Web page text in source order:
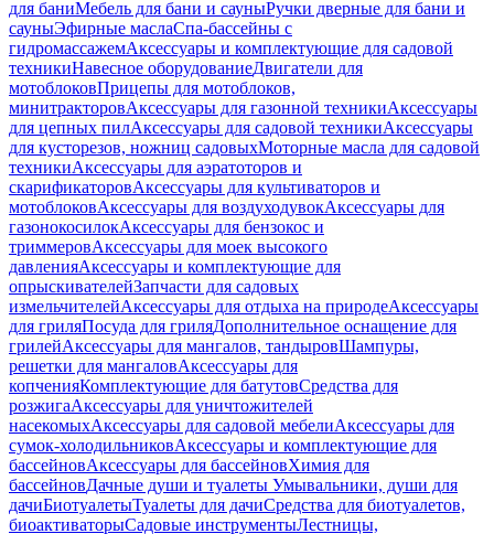
для баниМебель для бани и сауныРучки дверные для бани и
сауныЭфирные маслаСпа-бассейны с
гидромассажемАксессуары и комплектующие для садовой
техникиНавесное оборудованиеДвигатели для
мотоблоковПрицепы для мотоблоков,
минитракторовАксессуары для газонной техникиАксессуары
для цепных пилАксессуары для садовой техникиАксессуары
для кусторезов, ножниц садовыхМоторные масла для садовой
техникиАксессуары для аэратоторов и
скарификаторовАксессуары для культиваторов и
мотоблоковАксессуары для воздуходувокАксессуары для
газонокосилокАксессуары для бензокос и
триммеровАксессуары для моек высокого
давленияАксессуары и комплектующие для
опрыскивателейЗапчасти для садовых
измельчителейАксессуары для отдыха на природеАксессуары
для гриляПосуда для гриляДополнительное оснащение для
грилейАксессуары для мангалов, тандыровШампуры,
решетки для мангаловАксессуары для
копченияКомплектующие для батутовСредства для
розжигаАксессуары для уничтожителей
насекомыхАксессуары для садовой мебелиАксессуары для
сумок-холодильниковАксессуары и комплектующие для
бассейновАксессуары для бассейновХимия для
бассейновДачные души и туалеты Умывальники, души для
дачиБиотуалетыТуалеты для дачиСредства для биотуалетов,
биоактиваторыСадовые инструментыЛестницы,